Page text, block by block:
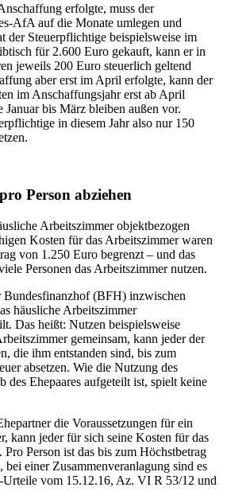
erfolgte, muss der
AfA auf die Monate umlegen und
der Steuerpflichtige beispielsweise im
für 2.600 Euro gekauft, kann er in
jeweils 200 Euro steuerlich geltend
aber erst im April erfolgte, kann der
im Anschaffungsjahr erst ab April
Januar bis März bleiben außen vor.
in diesem Jahr also nur 150
Person abziehen
Arbeitszimmer objektbezogen
Kosten für das Arbeitszimmer waren
von 1.250 Euro begrenzt – und das
Personen das Arbeitszimmer nutzen.
Bundesfinanzhof (BFH) inzwischen
häusliche Arbeitszimmer
Das heißt: Nutzen beispielsweise
gemeinsam, kann jeder der
die ihm entstanden sind, bis zum
absetzen. Wie die Nutzung des
des Ehepaares aufgeteilt ist, spielt keine
die Voraussetzungen für ein
kann jeder für sich seine Kosten für das
Person ist das bis zum Höchstbetrag
einer Zusammenveranlagung sind es
vom 15.12.16, Az. VI R 53/12 und